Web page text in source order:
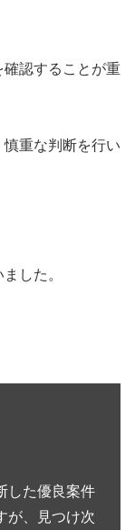
確認することが重
重な判断を行い
した。
した優良案件
が、見つけ次